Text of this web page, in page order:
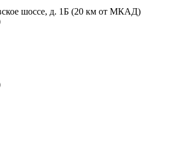
шоссе, д. 1Б (20 км от МКАД)